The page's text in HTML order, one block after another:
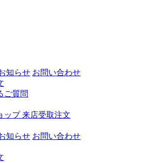
知らせ お問い合わせ
ご質問
ップ来店受取注文
知らせ お問い合わせ